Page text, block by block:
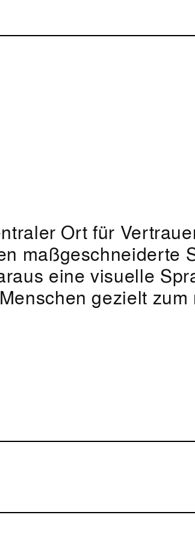
Ort für
maßgeschneiderte
eine visuelle
gezielt